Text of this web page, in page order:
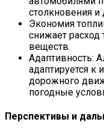
столкновения и
Экономия
снижает
веществ.
Адаптивность:
адаптируется
дорожного
погодные
Перспективы и